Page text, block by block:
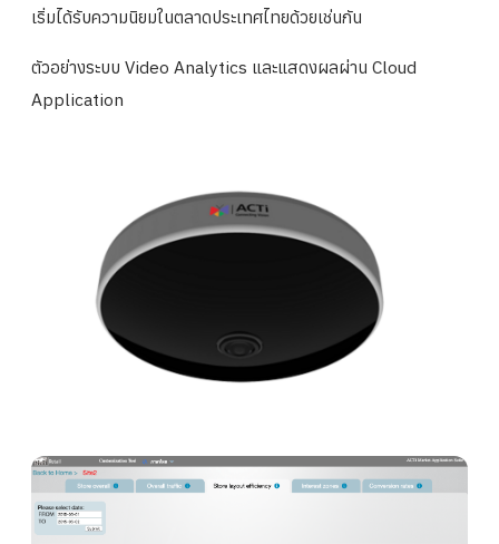
เริ่มได้รับความนิยมในตลาดประเทศไทยด้วยเช่นกัน
ตัวอย่างระบบ Video Analytics และแสดงผลผ่าน Cloud
Application